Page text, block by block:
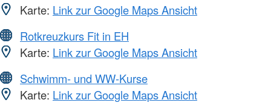
Karte: Link zur Google Maps Ansicht
Rotkreuzkurs Fit in EH
Karte: Link zur Google Maps Ansicht
Schwimm- und WW-Kurse
Karte: Link zur Google Maps Ansicht